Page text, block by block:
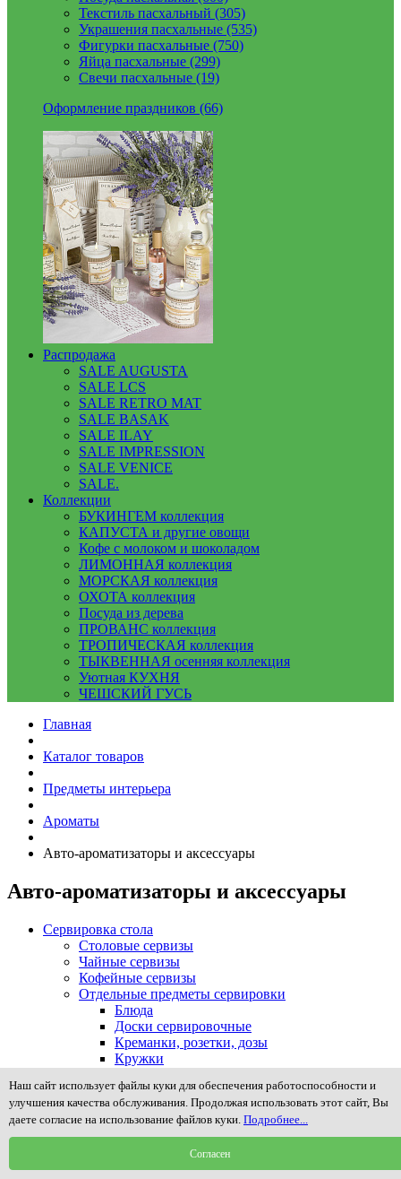
Текстиль пасхальный (305)
Украшения пасхальные (535)
Фигурки пасхальные (750)
Яйца пасхальные (299)
Свечи пасхальные (19)
Оформление праздников (66)
Распродажа
SALE AUGUSTA
SALE LCS
SALE RETRO MAT
SALE BASAK
SALE ILAY
SALE IMPRESSION
SALE VENICE
SALE.
Коллекции
БУКИНГЕМ коллекция
КАПУСТА и другие овощи
Кофе с молоком и шоколадом
ЛИМОННАЯ коллекция
МОРСКАЯ коллекция
ОХОТА коллекция
Посуда из дерева
ПРОВАНС коллекция
ТРОПИЧЕСКАЯ коллекция
ТЫКВЕННАЯ осенняя коллекция
Уютная КУХНЯ
ЧЕШСКИЙ ГУСЬ
Главная
Каталог товаров
Предметы интерьера
Ароматы
Авто-ароматизаторы и аксессуары
Авто-ароматизаторы и аксессуары
Сервировка стола
Столовые сервизы
Чайные сервизы
Кофейные сервизы
Отдельные предметы сервировки
Блюда
Доски сервировочные
Креманки, розетки, дозы
Кружки
Менажницы и предметы сервировки закусок
Молочники, сливочники, сахарницы
Наборы для специй, соли, масла и уксуса
Подносы, столики в постель
Подставки для зубочисток, пепельницы
Подставки для яиц (пашотницы)
Наш сайт использует файлы куки для обеспечения работоспособности и
улучшения качества обслуживания. Продолжая использовать этот сайт, Вы
даете согласие на использование файлов куки. Подробнее...
Согласен